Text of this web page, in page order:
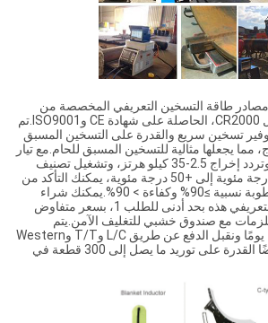
طاقة التسخين التعريفي المخصصة من
Canroon، برقم الموديل CR2000، الحاصلة على شهادة CE وISO9001.تم
تسخين سريع والقدرة على التسخين المسبق
مما يجعلها مثالية للتسخين المسبق للحام.مع تيار
إدخال 192-288 أمبير، وتردد إخراج 2.5-35 كيلو هرتز، وتشغيل تصنيف
درجة الحرارة من -20 درجة مئوية إلى +50 درجة مئوية، يمكنك التأكد من
أداء موثوق وفعال مع رطوبة نسبية ≥90% وكفاءة > 90%.يمكنك شراء
مصادر طاقة التسخين التعريفي هذه بحد أدنى للطلب 1، بسعر متفاوض
مع صندوق خشبي للتغليف الآمن.يتم
التسليم عادةً خلال 7-15 يومًا ونقبل الدفع عن طريق L/C وT/T وWestern
Union وPaypal.لدينا أيضًا القدرة على توريد ما يصل إلى 300 قطعة في